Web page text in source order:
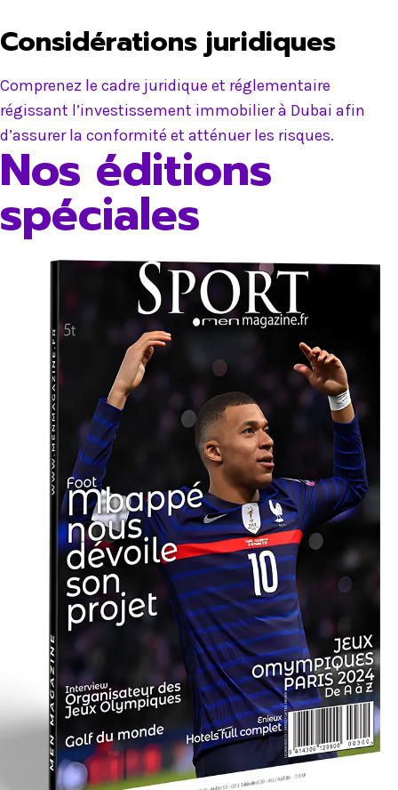
Considérations juridiques
Comprenez le cadre juridique et réglementaire
régissant l’investissement immobilier à Dubai afin
d’assurer la conformité et atténuer les risques.
Nos éditions
spéciales